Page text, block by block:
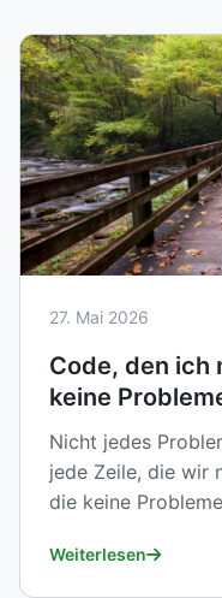
27. Mai 2026
Code, den ich
keine
Nicht jedes
jede Zeile, die wir
die keine
Weiterlesen